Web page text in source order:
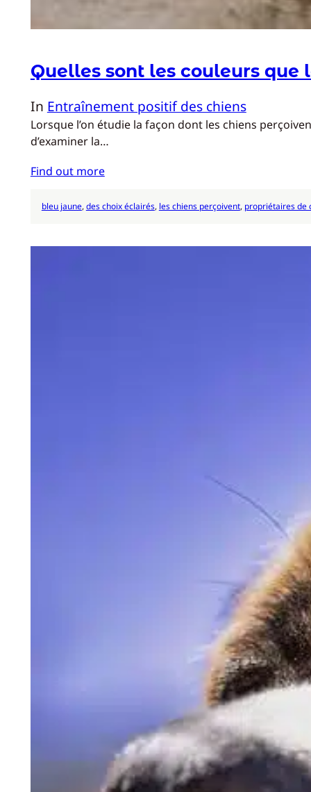
Quelles sont les couleurs que
In Entraînement positif des chiens
Lorsque l’on étudie la façon dont les chiens
d’examiner la…
Find out more
bleu jaune, des choix éclairés, les chiens perçoivent, propriétaires de